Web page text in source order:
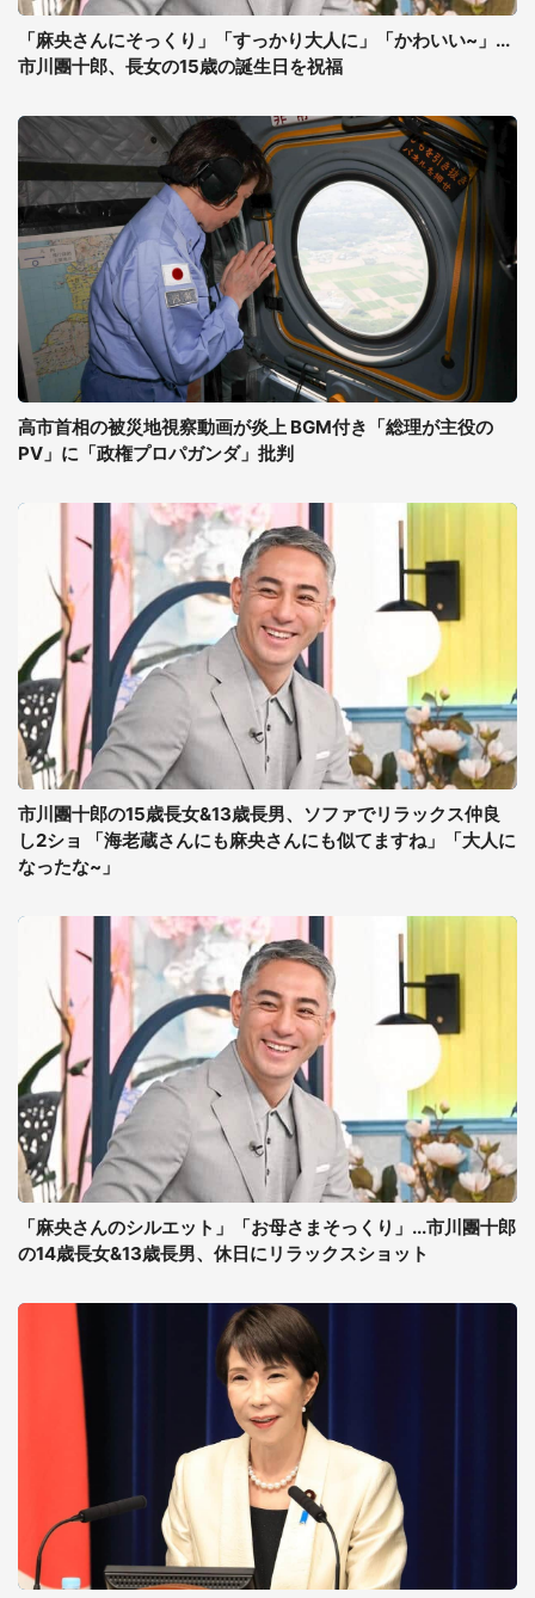
「麻央さんにそっくり」「すっかり大人に」「かわいい~」...
市川團十郎、長女の15歳の誕生日を祝福
高市首相の被災地視察動画が炎上 BGM付き「総理が主役の
PV」に「政権プロパガンダ」批判
市川團十郎の15歳長女&13歳長男、ソファでリラックス仲良
し2ショ 「海老蔵さんにも麻央さんにも似てますね」「大人に
なったな~」
「麻央さんのシルエット」「お母さまそっくり」...市川團十郎
の14歳長女&13歳長男、休日にリラックスショット